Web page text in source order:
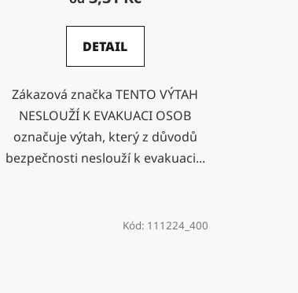
DETAIL
Zákazová značka TENTO VÝTAH
NESLOUŽÍ K EVAKUACI OSOB
označuje výtah, který z důvodů
bezpečnosti neslouží k evakuaci...
Kód: 111224_400